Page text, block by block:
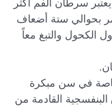
يعتبر سرطان الفم أكثر
بحوالي ستة أضعاف
الكحول والتبغ معاً
في سن مبكرة
القادمة من